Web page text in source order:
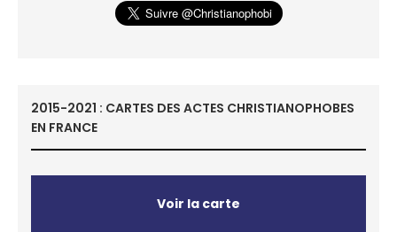
2015-2021 : CARTES DES ACTES CHRISTIANOPHOBES
EN FRANCE
Voir la carte